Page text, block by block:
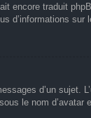
encore traduit
d’informations sur
d’un
le nom d’avatar